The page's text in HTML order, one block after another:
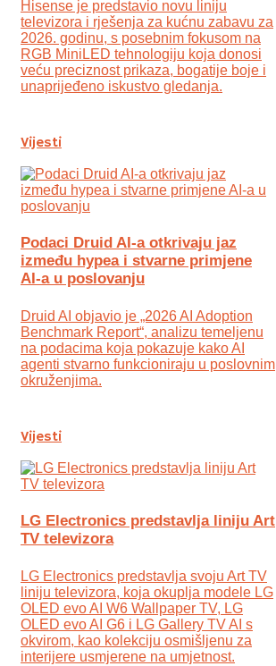
Hisense je predstavio novu liniju
televizora i rješenja za kućnu zabavu za
2026. godinu, s posebnim fokusom na
RGB MiniLED tehnologiju koja donosi
veću preciznost prikaza, bogatije boje i
unaprijeđeno iskustvo gledanja.
Vijesti
Podaci Druid AI-a otkrivaju jaz
između hypea i stvarne primjene
AI-a u poslovanju
Druid AI objavio je „2026 AI Adoption
Benchmark Report“, analizu temeljenu
na podacima koja pokazuje kako AI
agenti stvarno funkcioniraju u poslovnim
okruženjima.
Vijesti
LG Electronics predstavlja liniju Art
TV televizora
LG Electronics predstavlja svoju Art TV
liniju televizora, koja okuplja modele LG
OLED evo AI W6 Wallpaper TV, LG
OLED evo AI G6 i LG Gallery TV AI s
okvirom, kao kolekciju osmišljenu za
interijere usmjerene na umjetnost.